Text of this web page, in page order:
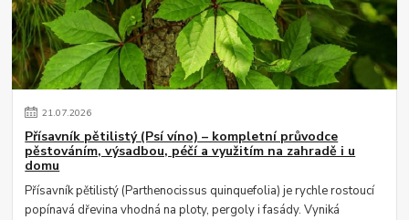
21.07.2026
Přísavník pětilistý (Psí víno) – kompletní průvodce
pěstováním, výsadbou, péčí a využitím na zahradě i u
domu
Přísavník pětilistý (Parthenocissus quinquefolia) je rychle rostoucí
popínavá dřevina vhodná na ploty, pergoly i fasády. Vyniká